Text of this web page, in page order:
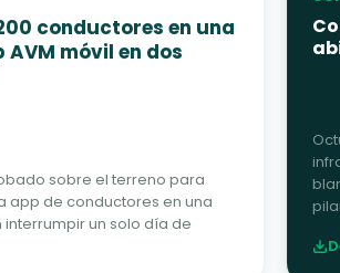
conductores en una
AVM móvil en dos
sobre el terreno para
app de conductores en una
un solo día de